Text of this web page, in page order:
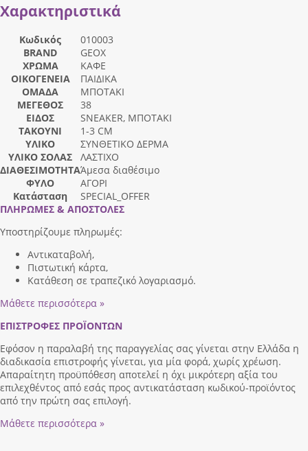
Χαρακτηριστικά
Κωδικός
010003
BRAND
GEOX
ΧΡΩΜΑ
ΚΑΦΕ
ΟΙΚΟΓΕΝΕΙΑ
ΠΑΙΔΙΚΑ
ΟΜΑΔΑ
ΜΠΟΤΑΚΙ
ΜΕΓΕΘΟΣ
38
ΕΙΔΟΣ
SNEAKER, ΜΠΟΤΑΚΙ
ΤΑΚΟΥΝΙ
1-3 CM
ΥΛΙΚΟ
ΣΥΝΘΕΤΙΚΟ ΔΕΡΜΑ
ΥΛΙΚΟ ΣΟΛΑΣ
ΛΑΣΤΙΧΟ
ΔΙΑΘΕΣΙΜΟΤΗΤΑΆμεσα διαθέσιμο
ΦΥΛΟ
ΑΓΟΡΙ
Κατάσταση
SPECIAL_OFFER
ΠΛΗΡΩΜΕΣ & ΑΠΟΣΤΟΛΕΣ
Υποστηρίζουμε πληρωμές:
Αντικαταβολή,
Πιστωτική κάρτα,
Κατάθεση σε τραπεζικό λογαριασμό.
Μάθετε περισσότερα »
ΕΠΙΣΤΡΟΦΕΣ ΠΡΟΪΟΝΤΩΝ
Εφόσον η παραλαβή της παραγγελίας σας γίνεται στην Ελλάδα η
διαδικασία επιστροφής γίνεται, για μία φορά, χωρίς χρέωση.
Απαραίτητη προϋπόθεση αποτελεί η όχι μικρότερη αξία του
επιλεχθέντος από εσάς προς αντικατάσταση κωδικού-προϊόντος
από την πρώτη σας επιλογή.
Μάθετε περισσότερα »